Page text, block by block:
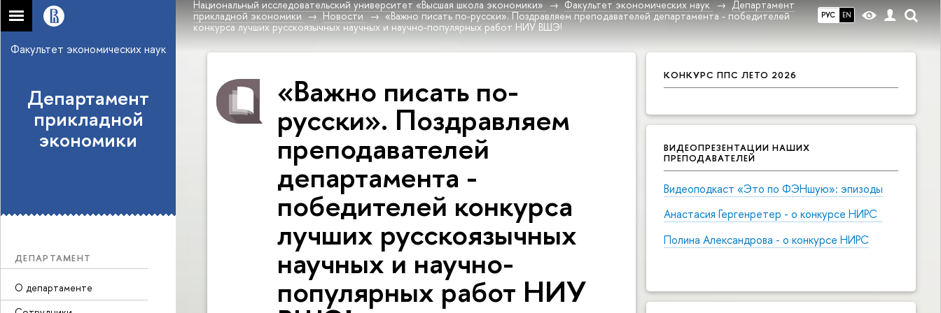
РУС EN
Национальный исследовательский университет «Высшая школа экономики» Факультет экономических наук
Департамент
прикладной экономики
Новости
«Важно писать по-русски». Поздравляем преподавателей департамента - победителей
конкурса лучших русскоязычных научных и научно-популярных работ НИУ ВШЭ!
Факультет экономических наук
Департамент
прикладной
экономики
ДЕПАРТАМЕНТ
О департаменте
КОНКУРС ППС ЛЕТО 2026
ВИДЕОПРЕЗЕНТАЦИИ НАШИХ
ПРЕПОДАВАТЕЛЕЙ
Видеоподкаст «Это по ФЭНшую»: эпизоды
Анастасия Гергенретер - о конкурсе НИРС
Полина Александрова - о конкурсе НИРС
«Важно писать по-
русски». Поздравляем
преподавателей
департамента -
победителей конкурса
лучших русскоязычных
научных и научно-
популярных работ НИУ